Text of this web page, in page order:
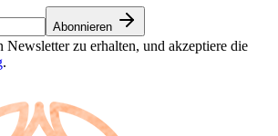
Abonnieren
Newsletter zu erhalten, und akzeptiere die
.